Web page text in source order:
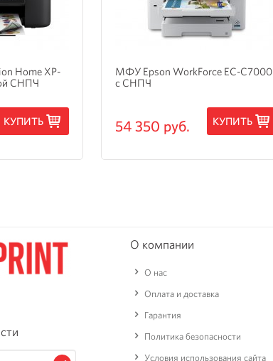
Home XP-
СНПЧ
КУПИТЬ
МФУ Epson WorkForce EC-C7000
с СНПЧ
54 350 руб. КУПИТЬ
О компании
О нас
Оплата и доставка
Гарантия
Политика безопасности
Условия использования сайта